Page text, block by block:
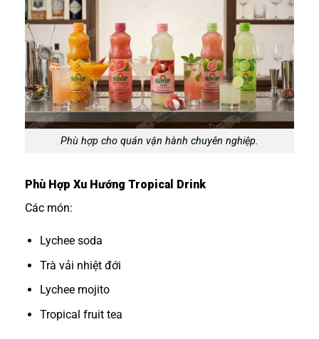
Phù hợp cho quán vận hành chuyên nghiệp.
Phù Hợp Xu Hướng Tropical Drink
Các món:
Lychee soda
Trà vải nhiệt đới
Lychee mojito
Tropical fruit tea